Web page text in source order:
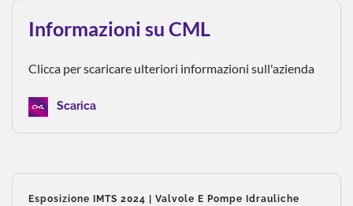
Informazioni su CML
Clicca per scaricare ulteriori informazioni sull'azienda
Scarica
Esposizione IMTS 2024 | Valvole E Pompe Idrauliche